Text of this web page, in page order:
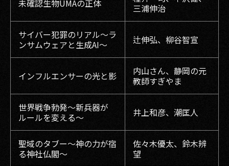
未確認生物UMAの正体
三浦伸治
サイバー犯罪のリアル〜ラ
ンサムウェアと生成AI〜
辻伸弘、柳谷智宣
インフルエンサーの光と影
内山さん、静岡の元
教師すぎやま
世界戦争勃発〜新兵器が
ルールを変える～
井上和彦、潮匡人
聖域のタブー〜神の力が宿
る神社仏閣〜
佐々木優太、鈴木辨
望